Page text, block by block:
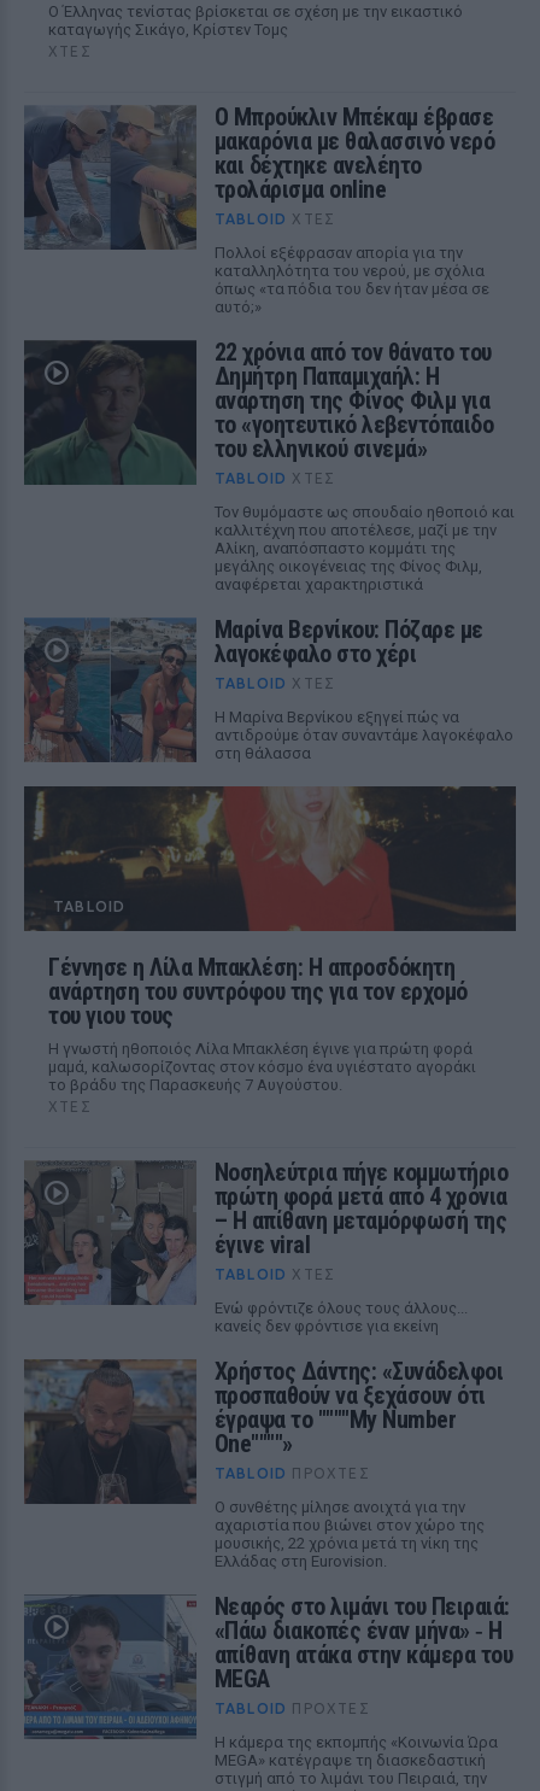
Ο Έλληνας τενίστας βρίσκεται σε σχέση με την εικαστικό
καταγωγής Σικάγο, Κρίστεν Τομς
ΧΤΕΣ
Ο Μπρούκλιν Μπέκαμ έβρασε
μακαρόνια με θαλασσινό νερό
και δέχτηκε ανελέητο
τρολάρισμα online
TABLOID ΧΤΕΣ
Πολλοί εξέφρασαν απορία για την
καταλληλότητα του νερού, με σχόλια
όπως «τα πόδια του δεν ήταν μέσα σε
αυτό;»
22 χρόνια από τον θάνατο του
Δημήτρη Παπαμιχαήλ: Η
ανάρτηση της Φίνος Φιλμ για
το «γοητευτικό λεβεντόπαιδο
του ελληνικού σινεμά»
TABLOID ΧΤΕΣ
Τον θυμόμαστε ως σπουδαίο ηθοποιό και
καλλιτέχνη που αποτέλεσε, μαζί με την
Αλίκη, αναπόσπαστο κομμάτι της
μεγάλης οικογένειας της Φίνος Φιλμ,
αναφέρεται χαρακτηριστικά
Μαρίνα Βερνίκου: Πόζαρε με
λαγοκέφαλο στο χέρι
TABLOID ΧΤΕΣ
Η Μαρίνα Βερνίκου εξηγεί πώς να
αντιδρούμε όταν συναντάμε λαγοκέφαλο
στη θάλασσα
TABLOID
Γέννησε η Λίλα Μπακλέση: Η απροσδόκητη
ανάρτηση του συντρόφου της για τον ερχομό
του γιου τους
Η γνωστή ηθοποιός Λίλα Μπακλέση έγινε για πρώτη φορά
μαμά, καλωσορίζοντας στον κόσμο ένα υγιέστατο αγοράκι
το βράδυ της Παρασκευής 7 Αυγούστου.
ΧΤΕΣ
Νοσηλεύτρια πήγε κομμωτήριο
πρώτη φορά μετά από 4 χρόνια
– Η απίθανη μεταμόρφωσή της
έγινε viral
TABLOID ΧΤΕΣ
Ενώ φρόντιζε όλους τους άλλους...
κανείς δεν φρόντισε για εκείνη
Χρήστος Δάντης: «Συνάδελφοι
προσπαθούν να ξεχάσουν ότι
έγραψα το """"My Number
One""""»
TABLOID ΠΡΟΧΤΈΣ
Ο συνθέτης μίλησε ανοιχτά για την
αχαριστία που βιώνει στον χώρο της
μουσικής, 22 χρόνια μετά τη νίκη της
Ελλάδας στη Eurovision.
Νεαρός στο λιμάνι του Πειραιά:
«Πάω διακοπές έναν μήνα» ‑ Η
απίθανη ατάκα στην κάμερα του
MEGA
TABLOID ΠΡΟΧΤΈΣ
Η κάμερα της εκπομπής «Κοινωνία Ώρα
MEGA» κατέγραψε τη διασκεδαστική
στιγμή από το λιμάνι του Πειραιά, την